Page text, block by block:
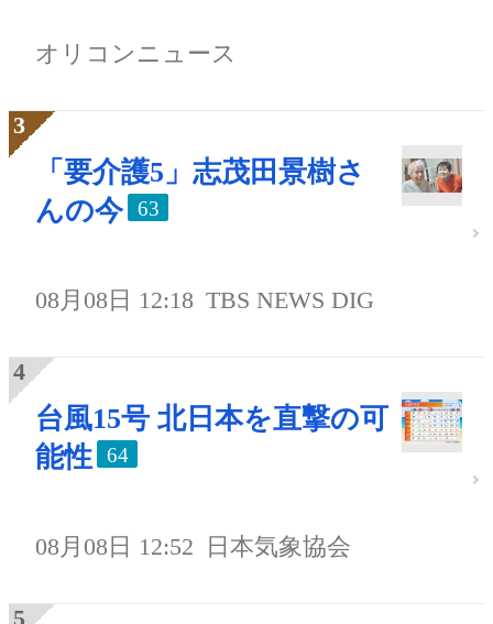
オリコンニュース
「要介護5」志茂田景樹さ
んの今
63
08月08日 12:18 TBS NEWS DIG
台風15号 北日本を直撃の可
能性
64
08月08日 12:52 日本気象協会